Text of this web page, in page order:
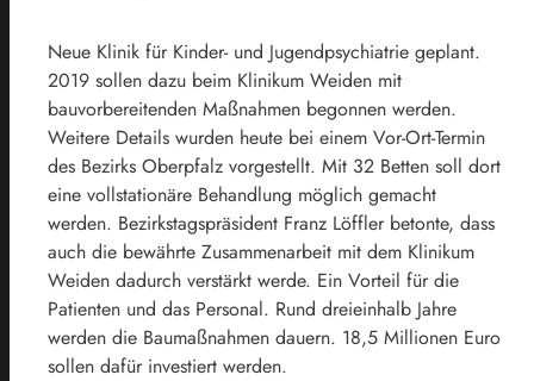
Neue Klinik für Kinder- und Jugendpsychiatrie geplant.
2019 sollen dazu beim Klinikum Weiden mit
bauvorbereitenden Maßnahmen begonnen werden.
Weitere Details wurden heute bei einem Vor-Ort-Termin
des Bezirks Oberpfalz vorgestellt. Mit 32 Betten soll dort
eine vollstationäre Behandlung möglich gemacht
werden. Bezirkstagspräsident Franz Löffler betonte, dass
auch die bewährte Zusammenarbeit mit dem Klinikum
Weiden dadurch verstärkt werde. Ein Vorteil für die
Patienten und das Personal. Rund dreieinhalb Jahre
werden die Baumaßnahmen dauern. 18,5 Millionen Euro
sollen dafür investiert werden.